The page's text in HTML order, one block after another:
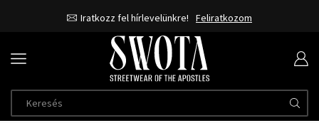
Iratkozz fel hírlevelünkre! Feliratkozom